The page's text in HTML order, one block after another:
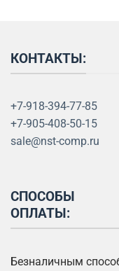
КОНТАКТЫ:
+7-918-394-77-85
+7-905-408-50-15
sale@nst-comp.ru
СПОСОБЫ
ОПЛАТЫ:
Безналичным